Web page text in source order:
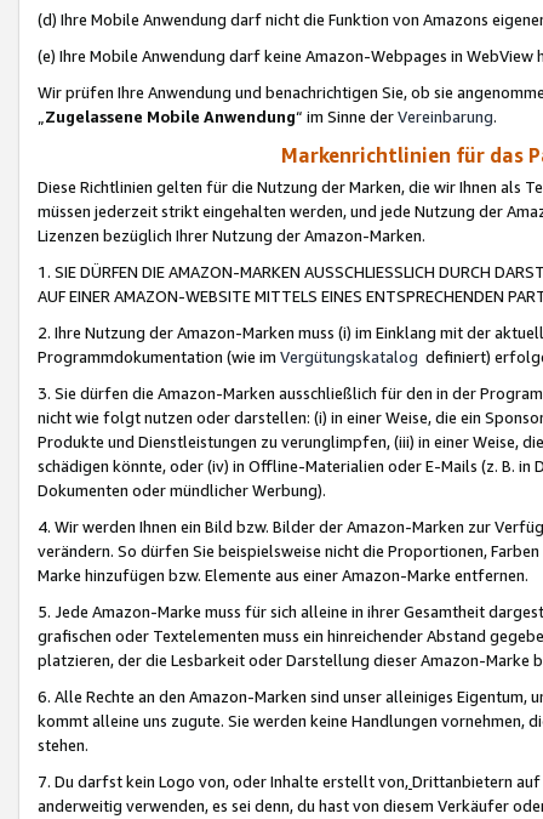
(d) Ihre Mobile Anwendung darf nicht die Funktion von Amazons
(e) Ihre Mobile Anwendung darf keine Amazon-Webpages in WebView
Wir prüfen Ihre Anwendung und benachrichtigen Sie, ob sie
„Zugelassene Mobile Anwendung“ im Sinne derVereinbarung.
Markenrichtlinien für das
Diese Richtlinien gelten für die Nutzung der Marken, die wir Ihnen als
müssen jederzeit strikt eingehalten werden, und jede Nutzung der
Lizenzen bezüglich Ihrer Nutzung der Amazon-Marken.
1. SIE DÜRFEN DIE AMAZON-MARKEN AUSSCHLIESSLICH DURCH
AUF EINER AMAZON-WEBSITE MITTELS EINES ENTSPRECHENDEN
2. Ihre Nutzung der Amazon-Marken muss (i) im Einklang mit der
Programmdokumentation (wie im Vergütungskatalog definiert)
3. Sie dürfen die Amazon-Marken ausschließlich für den in der
nicht wie folgt nutzen oder darstellen: (i) in einer Weise, die ein
Produkte und Dienstleistungen zu verunglimpfen, (iii) in einer Weise,
schädigen könnte, oder (iv) in Offline-Materialien oder E-Mails (z. B. in
Dokumenten oder mündlicher Werbung).
4. Wir werden Ihnen ein Bild bzw. Bilder der Amazon-Marken zur
verändern. So dürfen Sie beispielsweise nicht die Proportionen,
Marke hinzufügen bzw. Elemente aus einer Amazon-Marke entfernen.
5. Jede Amazon-Marke muss für sich alleine in ihrer Gesamtheit
grafischen oder Textelementen muss ein hinreichender Abstand
platzieren, der die Lesbarkeit oder Darstellung dieser Amazon-Marke
6. Alle Rechte an den Amazon-Marken sind unser alleiniges
kommt alleine uns zugute. Sie werden keine Handlungen vornehmen,
stehen.
7. Du darfst kein Logo von, oder Inhalte erstellt von,Drittanbietern auf
anderweitig verwenden, es sei denn, du hast von diesem Verkäufer